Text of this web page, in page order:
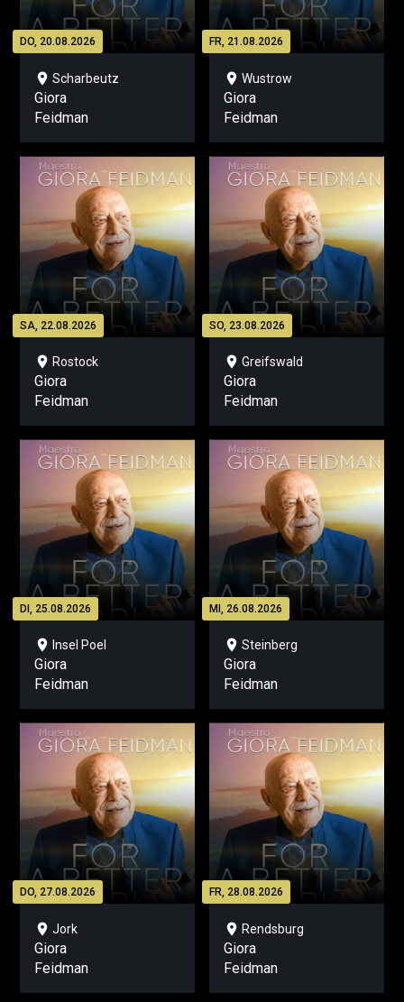
DO, 20.08.2026
location_on Scharbeutz
Giora
Feidman
FR, 21.08.2026
location_on Wustrow
Giora
Feidman
SA, 22.08.2026
location_on Rostock
Giora
Feidman
SO, 23.08.2026
location_on Greifswald
Giora
Feidman
DI, 25.08.2026
location_on Insel Poel
Giora
Feidman
MI, 26.08.2026
location_on Steinberg
Giora
Feidman
DO, 27.08.2026
location_on Jork
Giora
Feidman
FR, 28.08.2026
location_on Rendsburg
Giora
Feidman